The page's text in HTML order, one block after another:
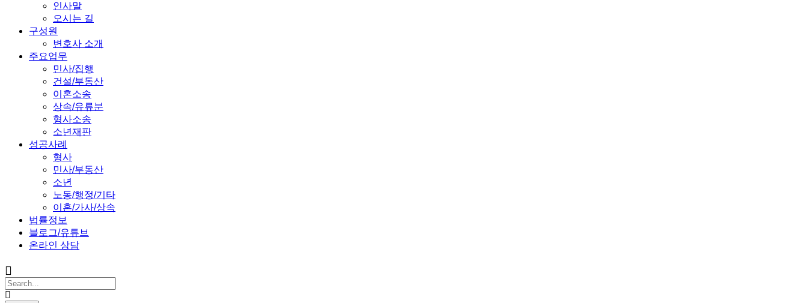
인사말
오시는 길
구성원
변호사 소개
주요업무
민사/집행
건설/부동산
이혼소송
상속/유류분
형사소송
소년재판
성공사례
형사
민사/부동산
소년
노동/행정/기타
이혼/가사/상속
법률정보
블로그/유튜브
온라인 상담